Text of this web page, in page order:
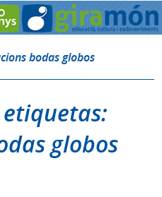
bodas globos
globos